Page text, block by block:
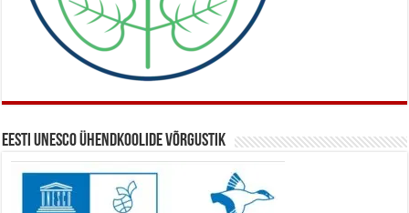
Eesti UNESCO ühendkoolide võrgustik